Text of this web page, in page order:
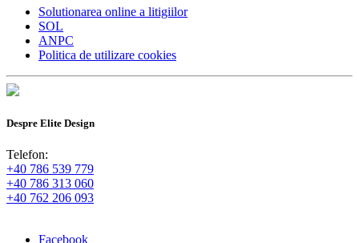
Solutionarea online a litigiilor
SOL
ANPC
Politica de utilizare cookies
Despre Elite Design
Telefon:
+40 786 539 779
+40 786 313 060
+40 762 206 093
Facebook